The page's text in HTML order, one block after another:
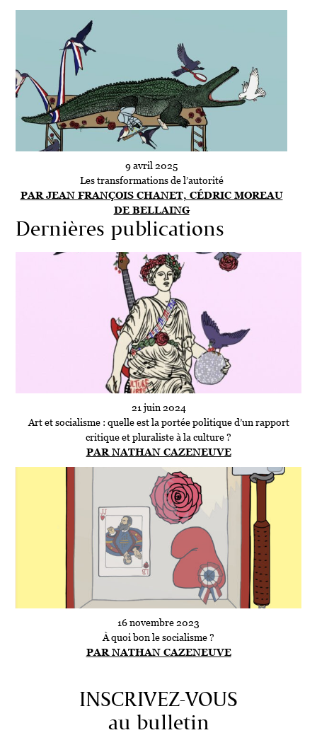
9 avril 2025
Les transformations de l’autorité
PAR JEAN FRANÇOIS CHANET, CÉDRIC MOREAU
DE BELLAING
Dernières publications
21 juin 2024
Art et socialisme : quelle est la portée politique d’un rapport
critique et pluraliste à la culture ?
PAR NATHAN CAZENEUVE
16 novembre 2023
À quoi bon le socialisme ?
PAR NATHAN CAZENEUVE
INSCRIVEZ-VOUS
au bulletin